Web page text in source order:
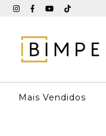
Mais Vendidos